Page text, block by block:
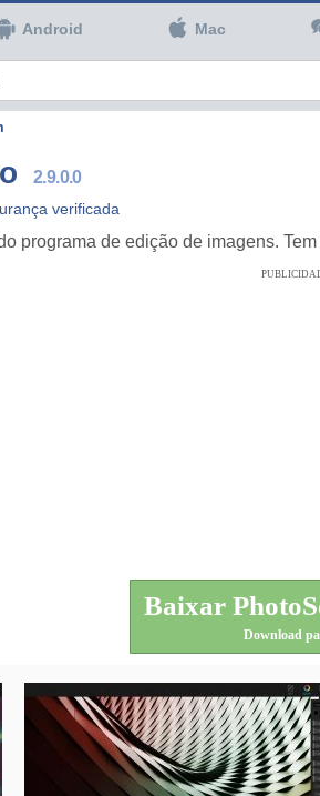
Android Mac
2.9.0.0
verificada
programa de edição de imagens.
Baixar
Download